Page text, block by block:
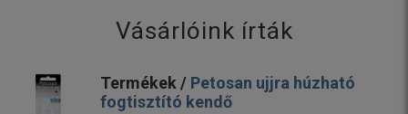
Vásárlóink írták
Termékek / Petosan ujjra húzható
fogtisztító kendő